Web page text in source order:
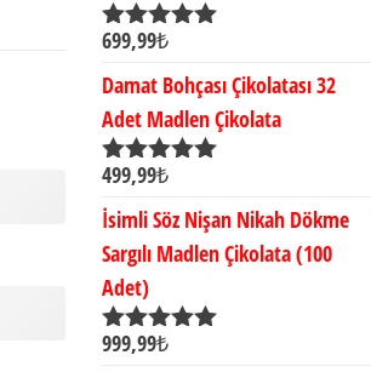
5 üzerinden
699,99₺
Damat Bohçası Çikolatası 32
Adet Madlen Çikolata
5 üzerinden
499,99₺
İsimli Söz Nişan Nikah Dökme
Sargılı Madlen Çikolata (100
Adet)
5 üzerinden
999,99₺